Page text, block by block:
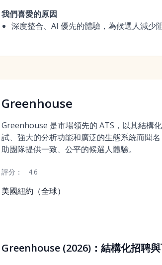
我們喜愛的原因
深度整合、AI 優先的體驗，為候選人減少
Greenhouse
Greenhouse 是市場領先的 ATS，以其結構
試、強大的分析功能和廣泛的生態系統而聞
助團隊提供一致、公平的候選人體驗。
評分： 4.6
美國紐約（全球）
Greenhouse (2026)：結構化招聘